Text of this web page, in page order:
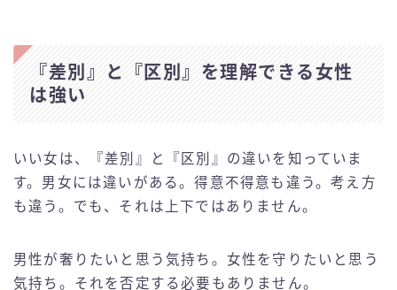
『差別』と『区別』を理解できる女性
は強い
いい女は、『差別』と『区別』の違いを知っていま
す。男女には違いがある。得意不得意も違う。考え方
も違う。でも、それは上下ではありません。
男性が奢りたいと思う気持ち。女性を守りたいと思う
気持ち。それを否定する必要もありません。